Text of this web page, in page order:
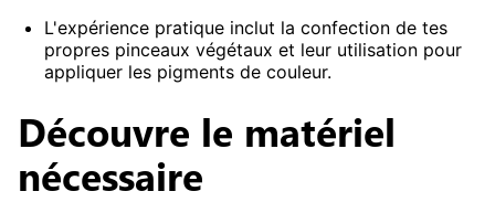
L'expérience pratique inclut la confection de tes
propres pinceaux végétaux et leur utilisation pour
appliquer les pigments de couleur.
Découvre le matériel
nécessaire